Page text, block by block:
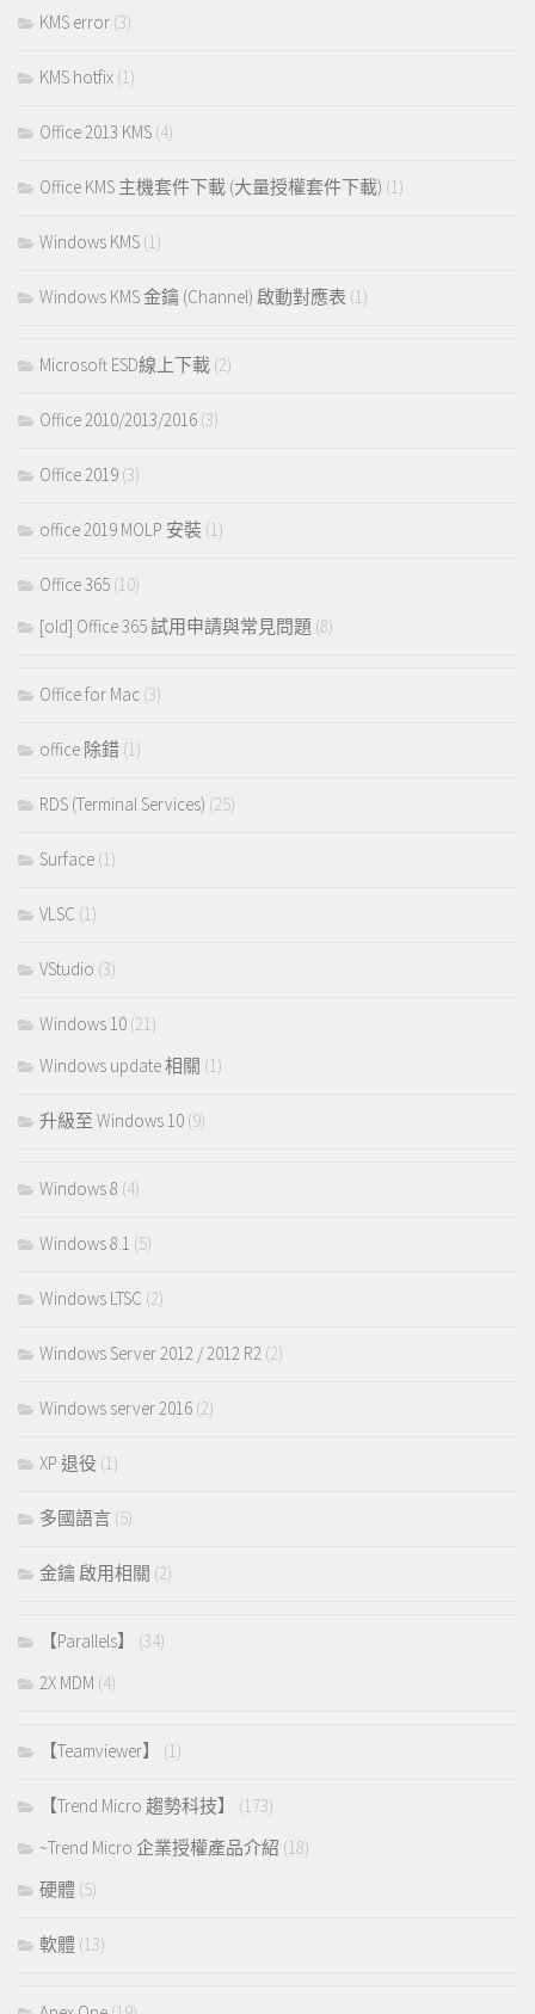
KMS error (3)
KMS hotfix (1)
Office 2013 KMS (4)
Office KMS 主機套件下載 (大量授權套件下載) (1)
Windows KMS (1)
Windows KMS 金鑰 (Channel) 啟動對應表 (1)
Microsoft ESD線上下載 (2)
Office 2010/2013/2016 (3)
Office 2019 (3)
office 2019 MOLP 安裝 (1)
Office 365 (10)
[old] Office 365 試用申請與常見問題 (8)
Office for Mac (3)
office 除錯 (1)
RDS (Terminal Services) (25)
Surface (1)
VLSC (1)
VStudio (3)
Windows 10 (21)
Windows update 相關 (1)
升級至 Windows 10 (9)
Windows 8 (4)
Windows 8.1 (5)
Windows LTSC (2)
Windows Server 2012 / 2012 R2 (2)
Windows server 2016 (2)
XP 退役 (1)
多國語言 (5)
金鑰 啟用相關 (2)
【Parallels】
(34)
2X MDM (4)
【Teamviewer】 (1)
【Trend Micro 趨勢科技】
(173)
~Trend Micro 企業授權產品介紹 (18)
硬體 (5)
軟體 (13)